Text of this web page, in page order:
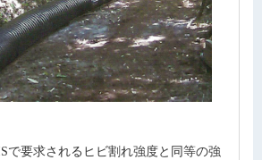
で要求されるヒビ割れ強度と同等の強